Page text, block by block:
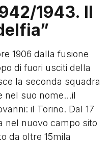
1943. Il
1906 dalla fusione
di fuori usciti della
la seconda squadra
nel suo nome…il
il Torino. Dal 17
nel nuovo campo sito
da oltre 15mila